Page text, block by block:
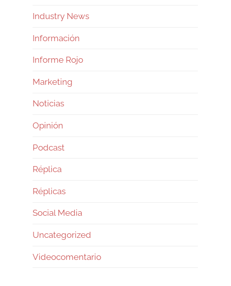
Industry News
Información
Informe Rojo
Marketing
Noticias
Opinión
Podcast
Réplica
Réplicas
Social Media
Uncategorized
Videocomentario